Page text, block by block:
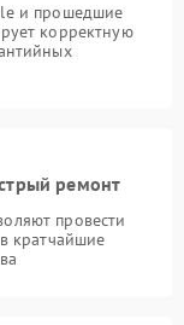
и прошедшие
корректную
ремонт
провести
кратчайшие